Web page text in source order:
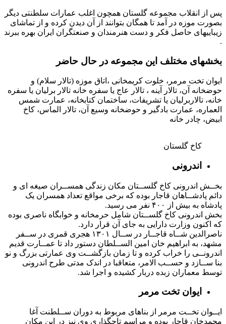
پس از انقلاب مجموعه گلستان همچون اغلب عمارات سلطنتی دیگر
بصورت موزه در آمد تا همگان بتوانند از آن دیدن کرده و از تماشای
زیباییهای حاصل فکر و دست هنرمندان و صنعتگران ایران بهره ببرند
.
بخشهای مختلف این مجموعه در حال حاضر
ایوان تخت مرمر، خلوت کریمخانی ،اتاق موزه (تالار سلام) و
حوضخانه آن، تالار آینه ، تالار عاج یا سفره خانه تالار برلیان یا سفره
خانه، تالاربرلیان یا تشریفات، ساختمان کتابخانه، عمارت شمس
العماره، عمارت بادگیر و حوضخانه وسیع آن، تالار الماس، کاخ
ابیض، چادر خانه
کاخ گلستان
اندرونی
بخــش اندرونی کاخ گلســتان مکان زندگی همســران صیغه ای و
دائم پادشــاهان قاجار بوده که برخی مواقع تعداد همسران یک
پادشاه به بیش از ۴۰۰ نفر می رسید.
بخش اندرونی کاخ گلســتان شامل حرمخانه و خوابگاه ناصری بوده
که اکنون وزارت دارایی به جای آن قرار دارد.
ناصرالدین شــاه قاجــار در ســال ۱۳۰۱ هجری قمری در ســفر
مشهد، به ابراهیم خان امین الســلطان دستور داد تا عمــارت قدیم
اندرونــی را خراب کرده و تا زمان بازگشــت وی عمارتی بزرگ و نو
بنا ســازد و حســب الامر، متعاقبا در اندک مدتی طرح اندرونی
توسط معماران زبده دربار کشیده و اجرا شد.
ایوان تخت مرمر
ایــوان تخــت مرمر از بناهای مربوط به دوران ســلطنت آغا
محمدخان قاجار بوده و مراسم تاجگذاری وی نیز در این مکان